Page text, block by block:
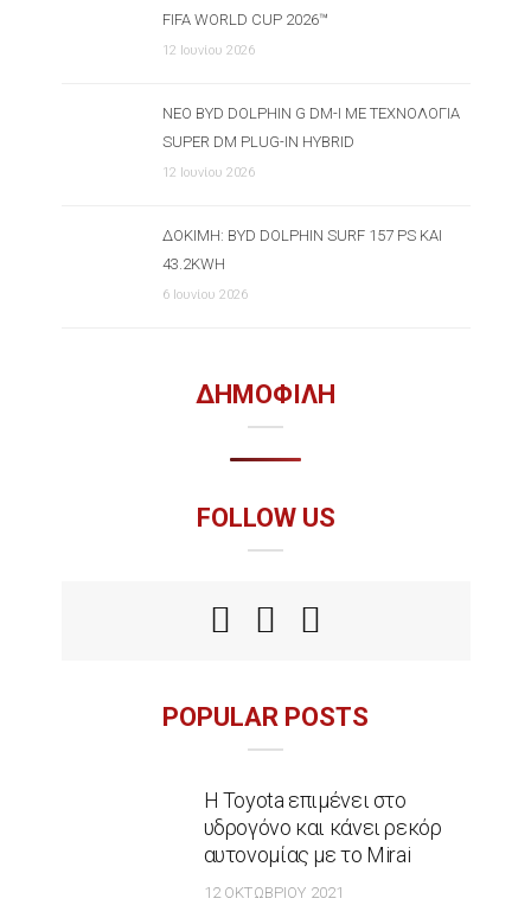
FIFA WORLD CUP 2026™
12 Ιουνίου 2026
ΝΈΟ BYD DOLPHIN G DM-I ΜΕ ΤΕΧΝΟΛΟΓΊΑ
SUPER DM PLUG-IN HYBRID
12 Ιουνίου 2026
ΔΟΚΙΜΉ: BYD DOLPHIN SURF 157 PS ΚΑΙ
43.2KWH
6 Ιουνίου 2026
ΔΗΜΟΦΙΛΗ
FOLLOW US
POPULAR POSTS
Η Toyota επιμένει στο
υδρογόνο και κάνει ρεκόρ
αυτονομίας με το Mirai
12 ΟΚΤΩΒΡΊΟΥ 2021